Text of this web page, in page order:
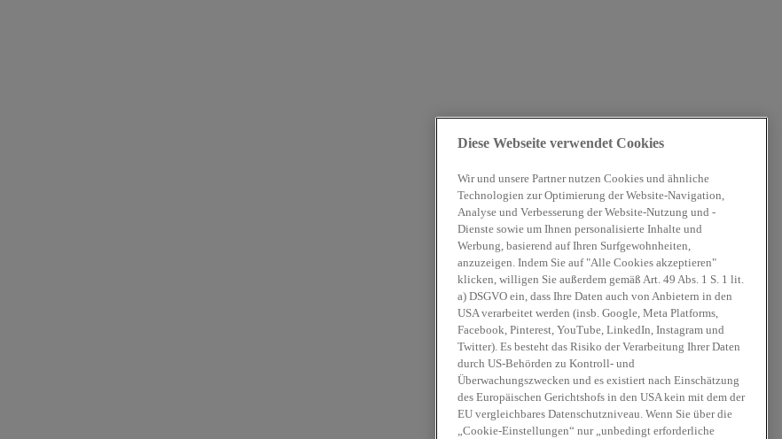
Diese Webseite verwendet Cookies
Wir und unsere Partner nutzen Cookies und ähnliche
Technologien zur Optimierung der Website-Navigation,
Analyse und Verbesserung der Website-Nutzung und -
Dienste sowie um Ihnen personalisierte Inhalte und
Werbung, basierend auf Ihren Surfgewohnheiten,
anzuzeigen. Indem Sie auf "Alle Cookies akzeptieren"
klicken, willigen Sie außerdem gemäß Art. 49 Abs. 1 S. 1 lit.
a) DSGVO ein, dass Ihre Daten auch von Anbietern in den
USA verarbeitet werden (insb. Google, Meta Platforms,
Facebook, Pinterest, YouTube, LinkedIn, Instagram und
Twitter). Es besteht das Risiko der Verarbeitung Ihrer Daten
durch US-Behörden zu Kontroll- und
Überwachungszwecken und es existiert nach Einschätzung
des Europäischen Gerichtshofs in den USA kein mit dem der
EU vergleichbares Datenschutzniveau. Wenn Sie über die
„Cookie-Einstellungen“ nur „unbedingt erforderliche